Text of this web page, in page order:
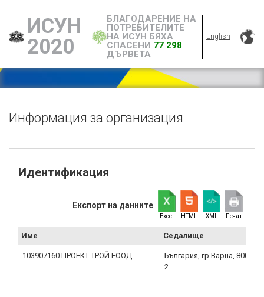
ИСУН
2020
БЛАГОДАРЕНИЕ НА
ПОТРЕБИТЕЛИТЕ
НА ИСУН БЯХА
СПАСЕНИ 77 298
ДЪРВЕТА
English
Информация за организация
Идентификация
Експорт на данните
Excel HTML XML Печат
Име Седалище
103907160 ПРОЕКТ ТРОЙ ЕООД
България, гр.Варна, 8000,
2